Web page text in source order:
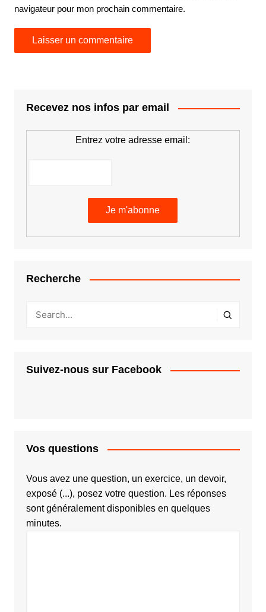
navigateur pour mon prochain commentaire.
Recevez nos infos par email
Entrez votre adresse email:
Recherche
Suivez-nous sur Facebook
Vos questions
Vous avez une question, un exercice, un devoir,
exposé (...), posez votre question. Les réponses
sont généralement disponibles en quelques
minutes.